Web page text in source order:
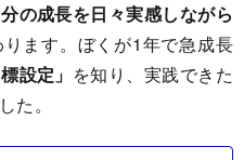
の成長を日々実感しながら
ります。ぼくが1年で急成長
設定」 を知り、実践できた
た。